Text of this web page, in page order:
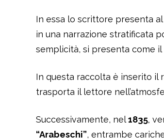
In essa lo scrittore presenta
in una narrazione stratificata
semplicità, si presenta come
In questa raccolta è inserito il
trasporta il lettore
Successivamente, nel1835,
“Arabeschi”, entrambe